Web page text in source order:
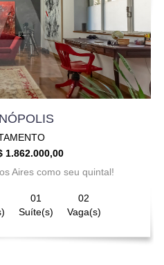
1.862.000,00
Aires como seu quintal!
01
Suíte(s)
02
Vaga(s)